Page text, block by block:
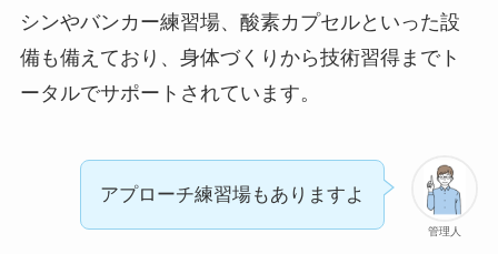
シンやバンカー練習場、酸素カプセルといった設
備も備えており、身体づくりから技術習得までト
ータルでサポートされています。
管理人
アプローチ練習場もありますよ